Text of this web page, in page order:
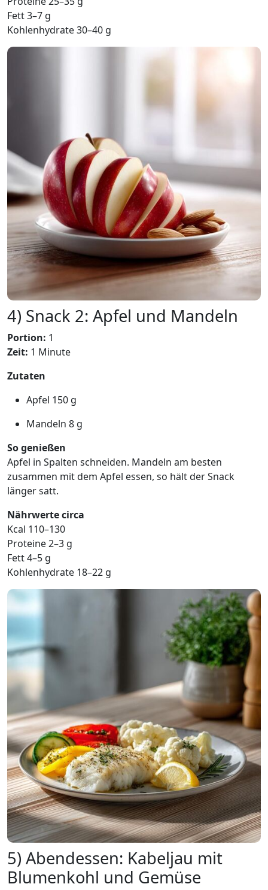
Fett 3–7 g
Kohlenhydrate 30–40 g
4) Snack 2: Apfel und Mandeln
Portion: 1
Zeit: 1 Minute
Zutaten
Apfel 150 g
Mandeln 8 g
So genießen
Apfel in Spalten schneiden. Mandeln am besten
zusammen mit dem Apfel essen, so hält der Snack
länger satt.
Nährwerte circa
Kcal 110–130
Proteine 2–3 g
Fett 4–5 g
Kohlenhydrate 18–22 g
5) Abendessen: Kabeljau mit
Blumenkohl und Gemüse